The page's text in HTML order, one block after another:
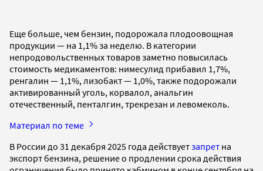
Еще больше, чем бензин, подорожала плодоовощная
продукции — на 1,1% за неделю. В категории
непродовольственных товаров заметно повысилась
стоимость медикаментов: нимесулид прибавил 1,7%,
ренгалин — 1,1%, лизобакт — 1,0%, также подорожали
активированный уголь, корвалол, анальгин
отечественный, пенталгин, трекрезан и левомеколь.
Материал по теме
В России до 31 декабря 2025 года действуетзапрет на
экспорт бензина, решение о продлении срока действия